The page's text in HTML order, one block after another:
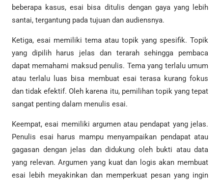
beberapa kasus, esai bisa ditulis dengan gaya yang lebih
santai, tergantung pada tujuan dan audiensnya.
Ketiga, esai memiliki tema atau topik yang spesifik. Topik
yang dipilih harus jelas dan terarah sehingga pembaca
dapat memahami maksud penulis. Tema yang terlalu umum
atau terlalu luas bisa membuat esai terasa kurang fokus
dan tidak efektif. Oleh karena itu, pemilihan topik yang tepat
sangat penting dalam menulis esai.
Keempat, esai memiliki argumen atau pendapat yang jelas.
Penulis esai harus mampu menyampaikan pendapat atau
gagasan dengan jelas dan didukung oleh bukti atau data
yang relevan. Argumen yang kuat dan logis akan membuat
esai lebih meyakinkan dan memperkuat pesan yang ingin